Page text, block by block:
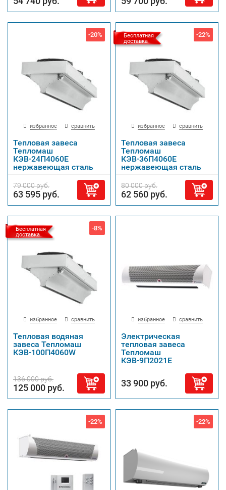
-20%
избранное сравнить
Тепловая завеса
Тепломаш
КЭВ-24П4060Е
нержавеющая сталь
79 000 руб.
63 595 руб.
Бесплатная
доставка
-22%
избранное сравнить
Тепловая завеса
Тепломаш
КЭВ-36П4060Е
нержавеющая сталь
80 000 руб.
62 560 руб.
Бесплатная
доставка
-8%
избранное сравнить
Тепловая водяная
завеса Тепломаш
КЭВ-100П4060W
136 000 руб.
125 000 руб.
избранное сравнить
Электрическая
тепловая завеса
Тепломаш
КЭВ-9П2021Е
33 900 руб.
-22% -22%